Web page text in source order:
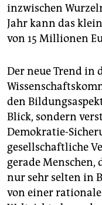
inzwischen
Jahr kann das
von 15 Millionen
Der neue Trend in
den
Blick, sondern
Demokratie-
gesellschaftliche
gerade
nur sehr selten in
von einer